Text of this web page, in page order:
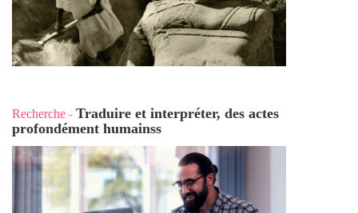
Recherche - Traduire et interpréter, des actes
profondément humainss